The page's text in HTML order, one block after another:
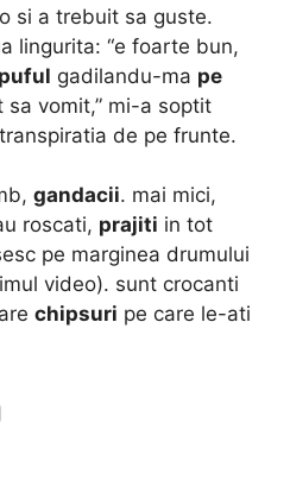
si a trebuit sa guste.
lingurita: “e foarte bun,
puful gadilandu-ma pe
sa vomit,” mi-a soptit
de pe frunte.
gandacii. mai mici,
roscati, prajiti in tot
pe marginea drumului
video). sunt crocanti
chipsuri pe care le-ati